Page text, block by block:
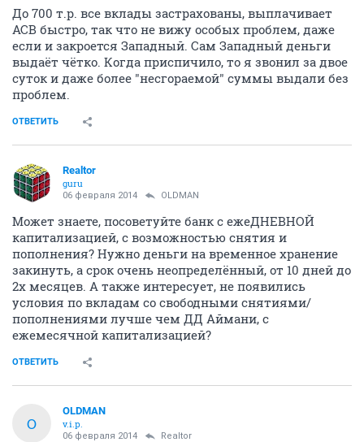
До 700 т.р. все вклады застрахованы, выплачивает
АСВ быстро, так что не вижу особых проблем, даже
если и закроется Западный. Сам Западный деньги
выдаёт чётко. Когда приспичило, то я звонил за двое
суток и даже более "несгораемой" суммы выдали без
проблем.
ОТВЕТИТЬ
Realtor
guru
06 февраля 2014 OLDMAN
Может знаете, посоветуйте банк с ежеДНЕВНОЙ
капитализацией, с возможностью снятия и
пополнения? Нужно деньги на временное хранение
закинуть, а срок очень неопределённый, от 10 дней до
2х месяцев. А также интересует, не появились
условия по вкладам со свободными снятиями/
пополнениями лучше чем ДД Аймани, с
ежемесячной капитализацией?
ОТВЕТИТЬ
O
OLDMAN
v.i.p.
06 февраля 2014 Realtor